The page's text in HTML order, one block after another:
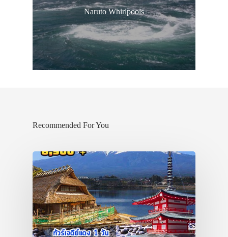
Naruto Whirlpools
Recommended For You